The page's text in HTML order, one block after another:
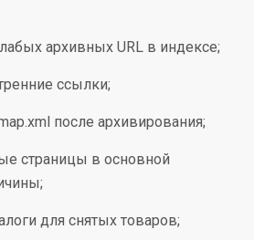
архивных URL в индексе;
ссылки;
после архивирования;
страницы в основной
для снятых товаров;